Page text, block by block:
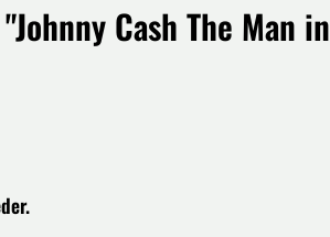
Cash The Man in